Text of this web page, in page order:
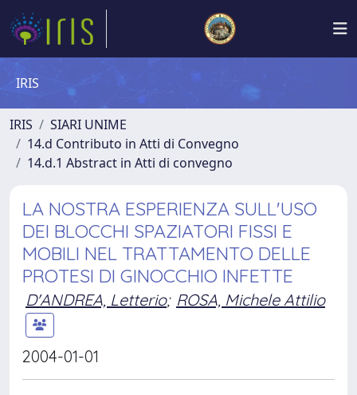
IRIS
IRIS
SIARI UNIME
14.d Contributo in Atti di Convegno
14.d.1 Abstract in Atti di convegno
LA NOSTRA ESPERIENZA SULL'USO
DEI BLOCCHI SPAZIATORI FISSI E
MOBILI NEL TRATTAMENTO DELLE
PROTESI DI GINOCCHIO INFETTE
D'ANDREA, Letterio; ROSA, Michele Attilio
2004-01-01